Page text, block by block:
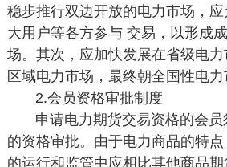
稳步推行双边开放的电力市场，
大用户等各方参与 交易，以形成
场。其次，应加快发展在省级电
区域电力市场，最终朝全国性电力
2.会员资格审批制度
申请电力期货交易资格的会
的资格审批。由于电力商品的特
的运行和监管中应相比其他商品